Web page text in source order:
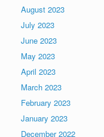
August 2023
July 2023
June 2023
May 2023
April 2023
March 2023
February 2023
January 2023
December 2022